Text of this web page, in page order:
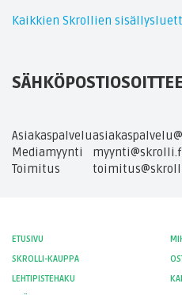
Kaikkien Skrollien
Asiakaspalvelu
Mediamyynti
Toimitus
ETUSIVU
SKROLLI-KAUPPA
LEHTIPISTEHAKU